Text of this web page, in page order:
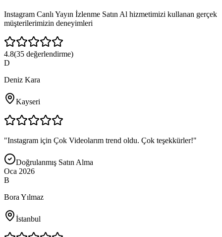
Instagram Canlı Yayın İzlenme Satın Al hizmetimizi kullanan gerçek
müşterilerimizin deneyimleri
4.8(35 değerlendirme)
D
Deniz Kara
Kayseri
"Instagram için Çok Videolarım trend oldu. Çok teşekkürler!"
Doğrulanmış Satın Alma
Oca 2026
B
Bora Yılmaz
İstanbul